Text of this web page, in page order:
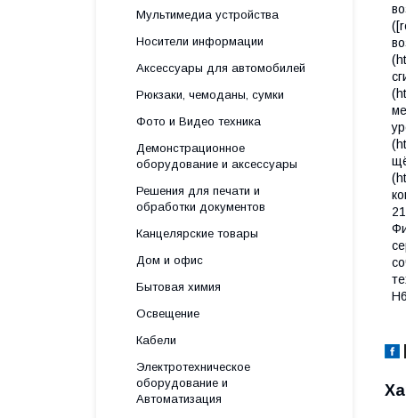
Мультимедиа устройства
Носители информации
Аксессуары для автомобилей
Рюкзаки, чемоданы, сумки
Фото и Видео техника
Демонстрационное
оборудование и аксессуары
Решения для печати и
обработки документов
Канцелярские товары
Дом и офис
Бытовая химия
Освещение
Кабели
Электротехническое
оборудование и
Автоматизация